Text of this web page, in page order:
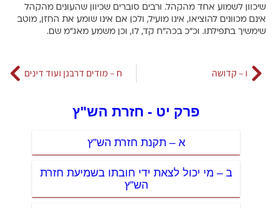
שיכוון לשמוע אחד מהקהל. ורבים סוברים שכיוון שהעונים מהקהל
אינם מכוונים להוציאו, אינו מועיל, ולכן אם אינו שומע את החזן, מוטב
שימשיך בתפילתו. וכ”כ בכה”ח קד, לו, וכן משמע מאג”מ שם.
ו – קדושה ח – מודים דרבנן ועוד דינים
פרק יט - חזרת הש"ץ
א – תקנת חזרת הש”ץ
ב – מי יכול לצאת ידי חובתו בשמיעת חזרת
הש”ץ